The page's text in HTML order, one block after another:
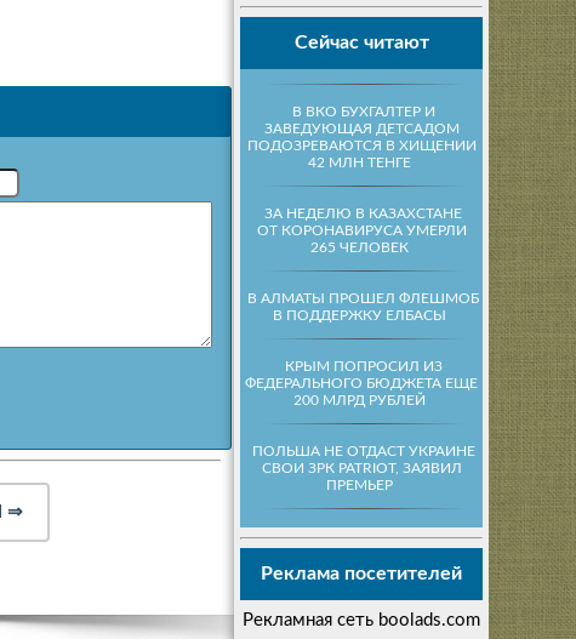
Сейчас читают
В ВКО БУХГАЛТЕР И
ЗАВЕДУЮЩАЯ ДЕТСАДОМ
ПОДОЗРЕВАЮТСЯ В ХИЩЕНИИ
42 МЛН ТЕНГЕ
ЗА НЕДЕЛЮ В КАЗАХСТАНЕ
ОТ КОРОНАВИРУСА УМЕРЛИ
265 ЧЕЛОВЕК
В АЛМАТЫ ПРОШЕЛ ФЛЕШМОБ
В ПОДДЕРЖКУ ЕЛБАСЫ
КРЫМ ПОПРОСИЛ ИЗ
ФЕДЕРАЛЬНОГО БЮДЖЕТА ЕЩЕ
200 МЛРД РУБЛЕЙ
ПОЛЬША НЕ ОТДАСТ УКРАИНЕ
СВОИ ЗРК PATRIOT, ЗАЯВИЛ
ПРЕМЬЕР
Реклама посетителей
Рекламная сеть boolads.com
⇒